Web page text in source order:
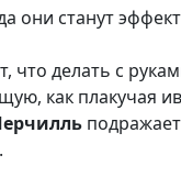
они станут
что делать с
как плакучая
подражает